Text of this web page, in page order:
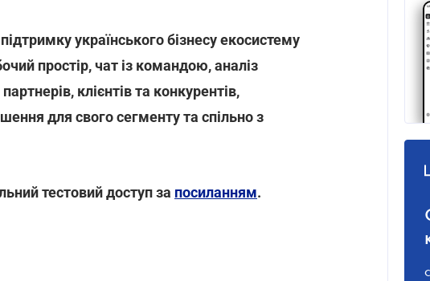
українського бізнесу екосистему
простір, чат із командою, аналіз
клієнтів та конкурентів,
для свого сегменту та спільно з
тестовий доступ за посиланням.